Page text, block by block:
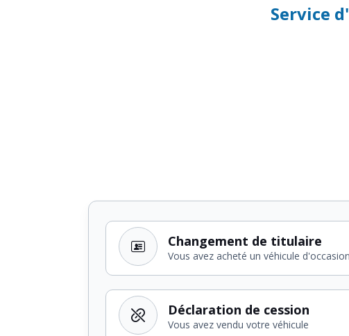
Service
Changement de titulaire
Vous avez acheté un véhicule d'occasion
Déclaration de cession
Vous avez vendu votre véhicule